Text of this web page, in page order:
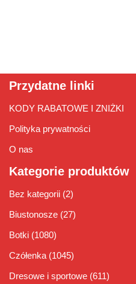
Przydatne linki
KODY RABATOWE I ZNIŻKI
Polityka prywatności
O nas
Kategorie produktów
Bez kategorii (2)
Biustonosze (27)
Botki (1080)
Czółenka (1045)
Dresowe i sportowe (611)